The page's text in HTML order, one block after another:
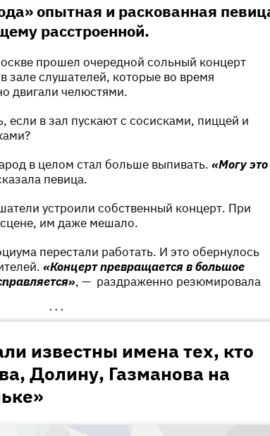
опытная и раскованная
расстроенной.
прошел очередной сольный концерт
зале слушателей, которые во время
двигали челюстями.
если в зал пускают с сосисками, пиццей и
в целом стал больше выпивать. «Могу это
певица.
устроили собственный концерт. При
им даже мешало.
перестали работать. И это обернулось
«Концерт превращается в большое
, — раздраженно резюмировала
•••
известны имена тех, кто
Долину, Газманова на